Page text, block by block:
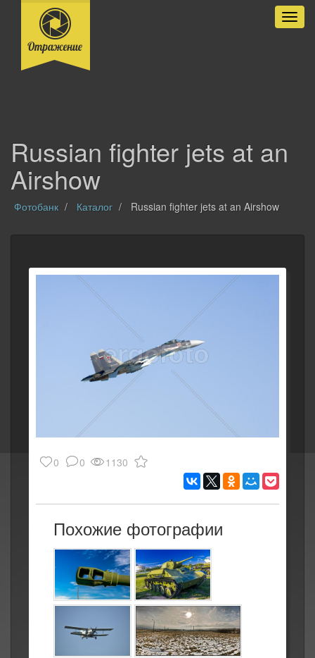
Russian fighter jets at an
Airshow
Фотобанк Каталог Russian fighter jets at an Airshow
0 0 1130
Похожие фотографии